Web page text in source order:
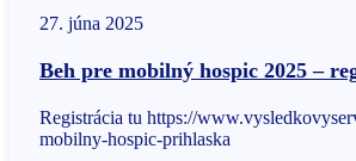
27. júna 2025
Beh pre mobilný hospic 2025 –
Registrácia tu https://
mobilny-hospic-prihlaska